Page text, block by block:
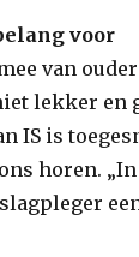
voor
van
lekker en
IS is
horen. „In